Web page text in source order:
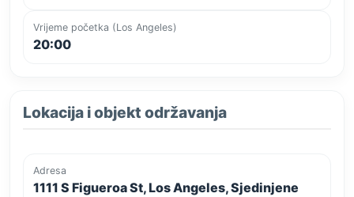
Vrijeme početka (Los Angeles)
20:00
Lokacija i objekt održavanja
Adresa
1111 S Figueroa St, Los Angeles, Sjedinjene